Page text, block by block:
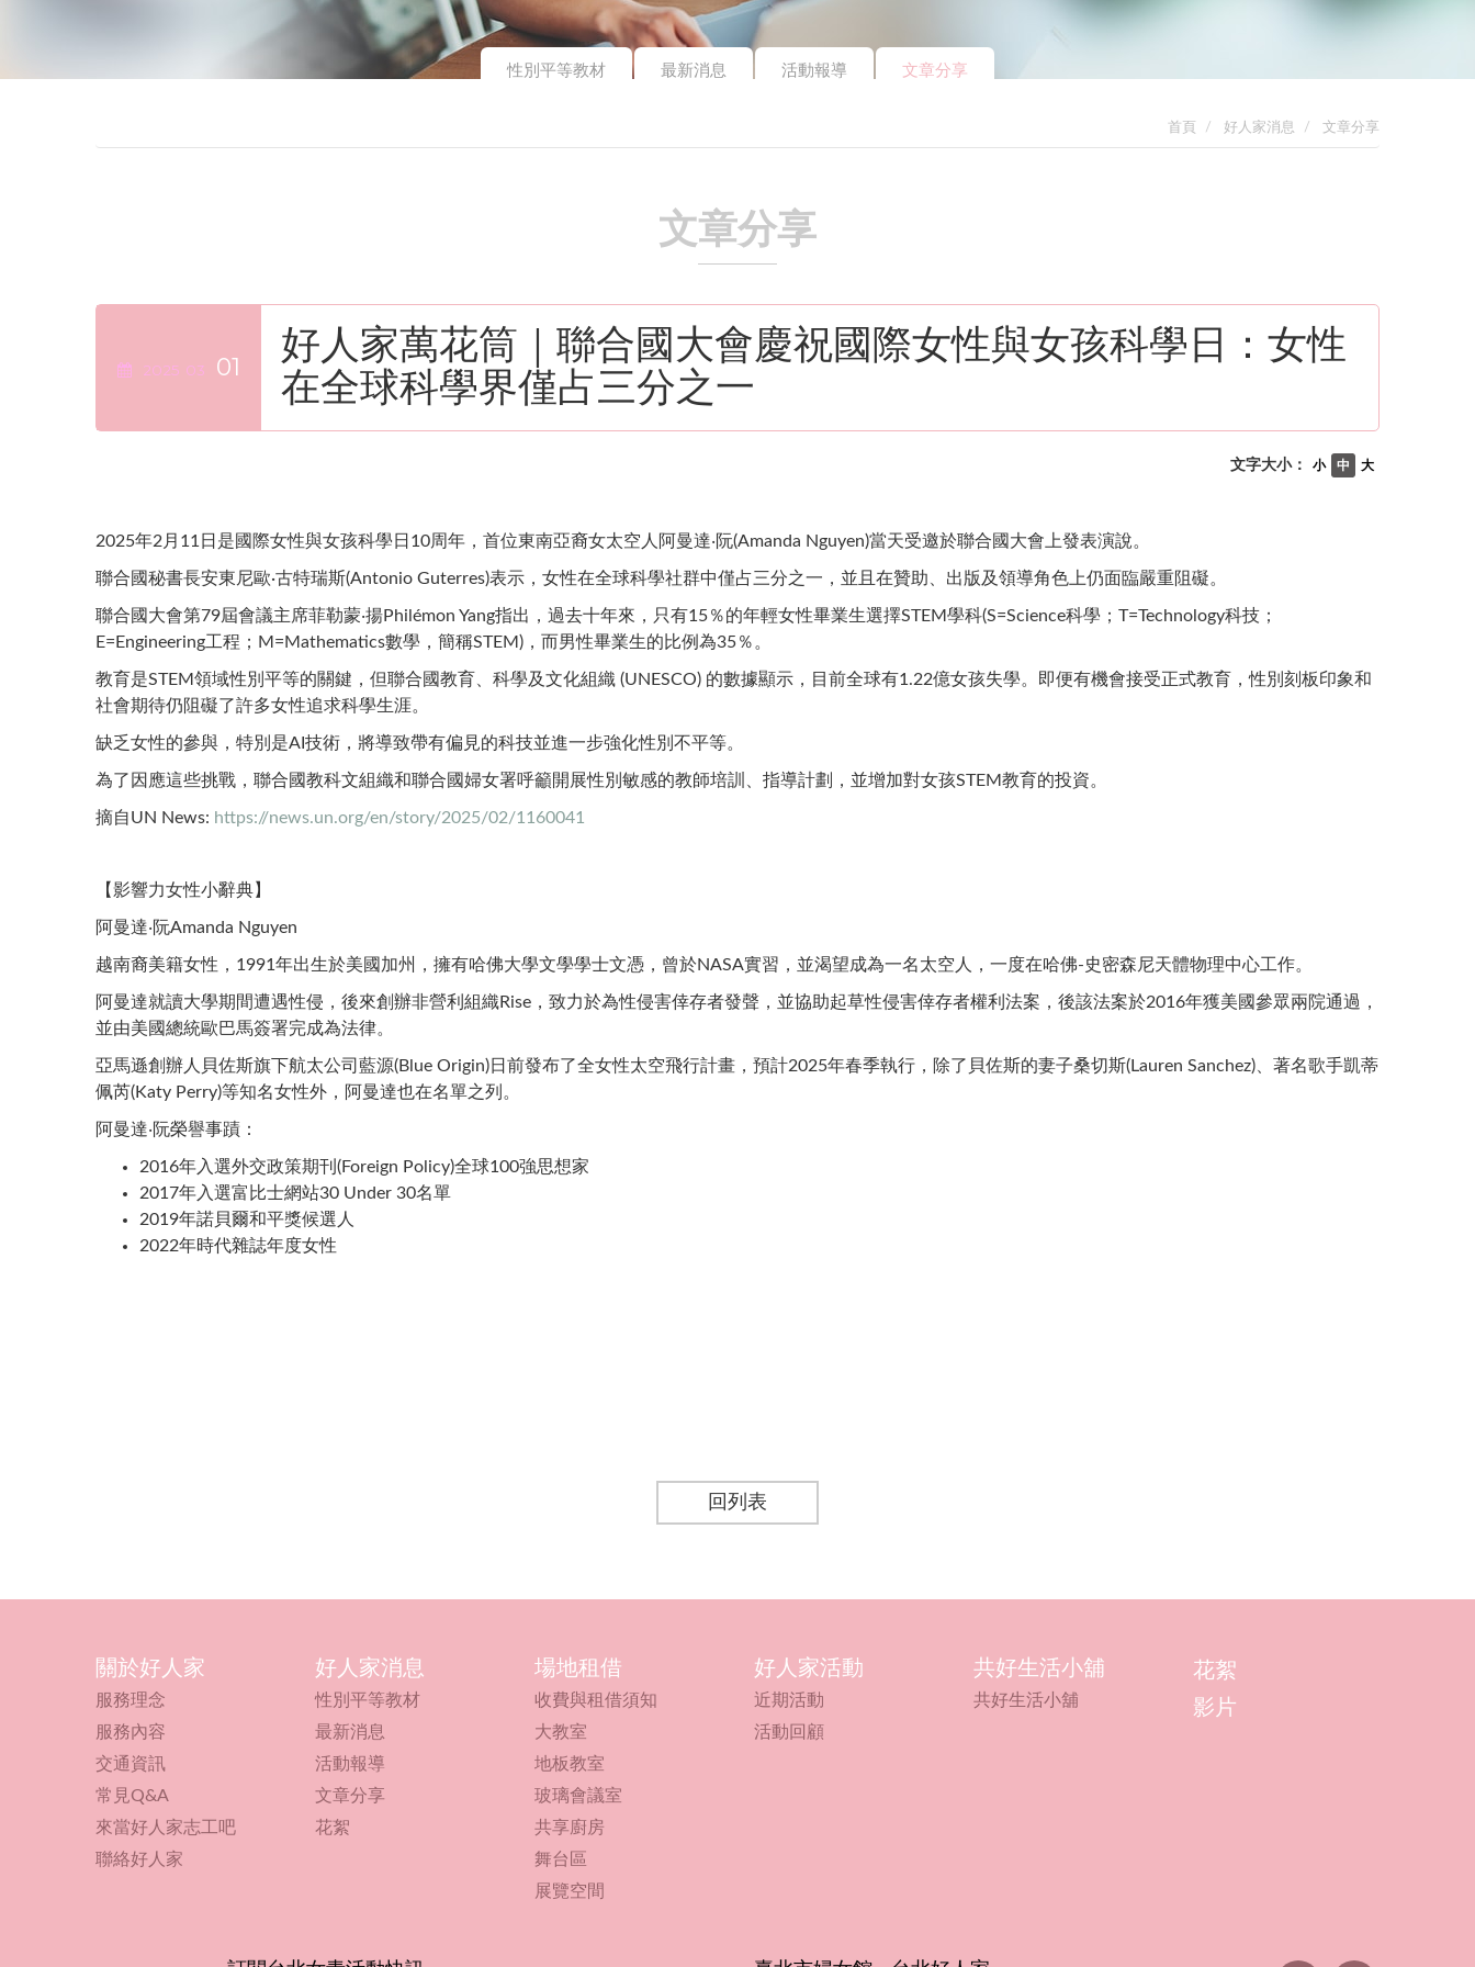
性別平等教材 最新消息 活動報導 文章分享
首頁 好人家消息 文章分享
文章分享
2025 03 01
好人家萬花筒｜聯合國大會慶祝國際女性與女孩科學日：女性
在全球科學界僅占三分之一
大
中
小
文字大小：
2025年2月11日是國際女性與女孩科學日10周年，首位東南亞裔女太空人阿曼達‧阮(Amanda Nguyen)當天受邀於聯合國大會上發表演說。
聯合國秘書長安東尼歐·古特瑞斯(Antonio Guterres)表示，女性在全球科學社群中僅占三分之一，並且在贊助、出版及領導角色上仍面臨嚴重阻礙。
聯合國大會第79屆會議主席菲勒蒙‧揚Philémon Yang指出，過去十年來，只有15％的年輕女性畢業生選擇STEM學科(S=Science科學；T=Technology科技；
E=Engineering工程；M=Mathematics數學，簡稱STEM)，而男性畢業生的比例為35％。
教育是STEM領域性別平等的關鍵，但聯合國教育、科學及文化組織 (UNESCO) 的數據顯示，目前全球有1.22億女孩失學。即便有機會接受正式教育，性別刻板印象和
社會期待仍阻礙了許多女性追求科學生涯。
缺乏女性的參與，特別是AI技術，將導致帶有偏見的科技並進一步強化性別不平等。
為了因應這些挑戰，聯合國教科文組織和聯合國婦女署呼籲開展性別敏感的教師培訓、指導計劃，並增加對女孩STEM教育的投資。
摘自UN News: https://news.un.org/en/story/2025/02/1160041
【影響力女性小辭典】
阿曼達‧阮Amanda Nguyen
越南裔美籍女性，1991年出生於美國加州，擁有哈佛大學文學學士文憑，曾於NASA實習，並渴望成為一名太空人，一度在哈佛-史密森尼天體物理中心工作。
阿曼達就讀大學期間遭遇性侵，後來創辦非營利組織Rise，致力於為性侵害倖存者發聲，並協助起草性侵害倖存者權利法案，後該法案於2016年獲美國參眾兩院通過，
並由美國總統歐巴馬簽署完成為法律。
亞馬遜創辦人貝佐斯旗下航太公司藍源(Blue Origin)日前發布了全女性太空飛行計畫，預計2025年春季執行，除了貝佐斯的妻子桑切斯(Lauren Sanchez)、著名歌手凱蒂
佩芮(Katy Perry)等知名女性外，阿曼達也在名單之列。
阿曼達‧阮榮譽事蹟：
2016年入選外交政策期刊(Foreign Policy)全球100強思想家
2017年入選富比士網站30 Under 30名單
2019年諾貝爾和平獎候選人
2022年時代雜誌年度女性
回列表
關於好人家
服務理念
服務內容
交通資訊
常見Q&A
來當好人家志工吧
聯絡好人家
好人家消息
性別平等教材
最新消息
活動報導
文章分享
花絮
場地租借
收費與租借須知
大教室
地板教室
玻璃會議室
共享廚房
舞台區
展覽空間
好人家活動
近期活動
活動回顧
共好生活小舖
共好生活小舖
花絮
影片